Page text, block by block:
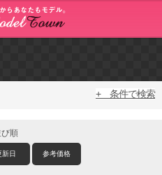
+ 条件で検索
び順
新日 参考価格